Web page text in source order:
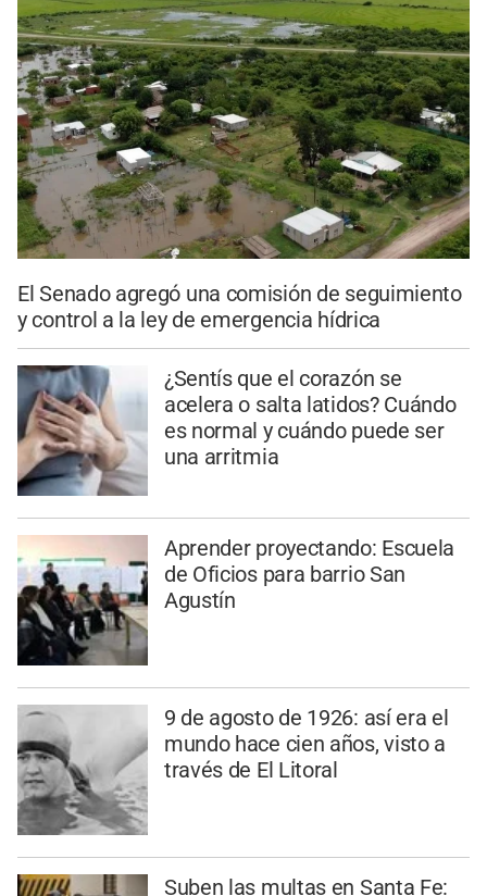
El Senado agregó una comisión de seguimiento
y control a la ley de emergencia hídrica
¿Sentís que el corazón se
acelera o salta latidos? Cuándo
es normal y cuándo puede ser
una arritmia
Aprender proyectando: Escuela
de Oficios para barrio San
Agustín
9 de agosto de 1926: así era el
mundo hace cien años, visto a
través de El Litoral
Suben las multas en Santa Fe: